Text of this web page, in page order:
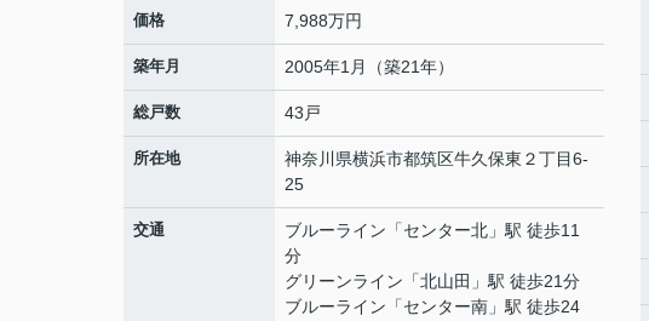
価格 7,988万円
築年月 2005年1月（築21年）
総戸数 43戸
所在地 神奈川県横浜市都筑区牛久保東 ２丁目6-
25
交通 ブルーライン 「センター北 」駅 徒歩11
分
グリーンライン 「北山田 」駅 徒歩21分
ブルーライン 「センター南 」駅 徒歩24